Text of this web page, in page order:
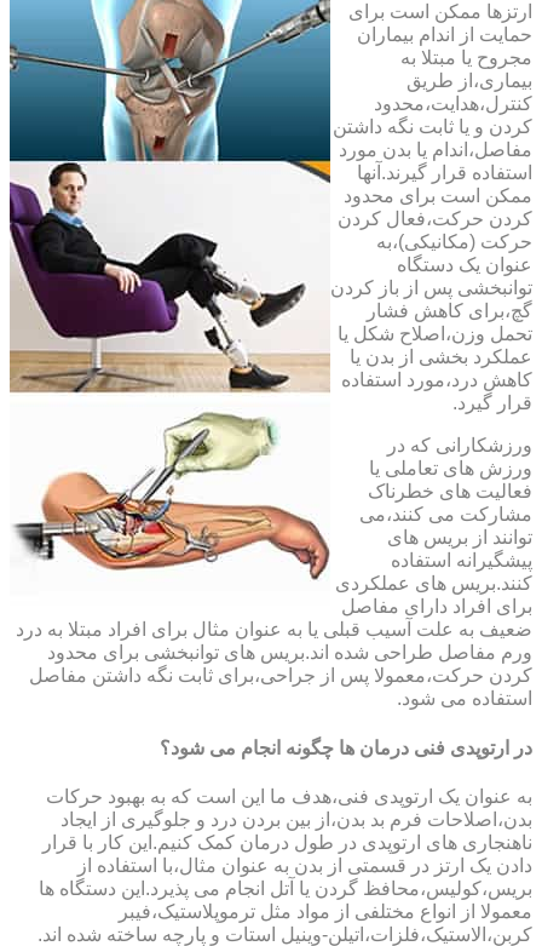
ارتزها ممکن است برای
حمایت از اندام بیماران
مجروح یا مبتلا به
بیماری،از طریق
کنترل،هدایت،محدود
کردن و یا ثابت نگه داشتن
مفاصل،اندام یا بدن مورد
استفاده قرار گیرند.آنها
ممکن است برای محدود
کردن حرکت،فعال کردن
حرکت (مکانیکی)،به
عنوان یک دستگاه
توانبخشی پس از باز کردن
گچ،برای کاهش فشار
تحمل وزن،اصلاح شکل یا
عملکرد بخشی از بدن یا
کاهش درد،مورد استفاده
قرار گیرد.
ورزشکارانی که در
ورزش های تعاملی یا
فعالیت های خطرناک
مشارکت می کنند،می
توانند از بریس های
پیشگیرانه استفاده
کنند.بریس های عملکردی
برای افراد دارای مفاصل
ضعیف به علت آسیب قبلی یا به عنوان مثال برای افراد مبتلا به درد
ورم مفاصل طراحی شده اند.بریس های توانبخشی برای محدود
کردن حرکت،معمولا پس از جراحی،برای ثابت نگه داشتن مفاصل
استفاده می شود.
در ارتوپدی فنی درمان ها چگونه انجام می شود؟
به عنوان یک ارتوپدی فنی،هدف ما این است که به بهبود حرکات
بدن،اصلاحات فرم بد بدن،از بین بردن درد و جلوگیری از ایجاد
ناهنجاری های ارتوپدی در طول درمان کمک کنیم.این کار با قرار
دادن یک ارتز در قسمتی از بدن به عنوان مثال،با استفاده از
بریس،کولیس،محافظ گردن یا آتل انجام می پذیرد.این دستگاه ها
معمولا از انواع مختلفی از مواد مثل ترموپلاستیک،فیبر
کربن،الاستیک،فلزات،اتیلن-وینیل استات و پارچه ساخته شده اند.